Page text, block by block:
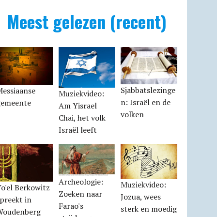
Meest gelezen (recent)
Muziekvideo:
Am Yisrael
Chai, het volk
Israël leeft
Sjabbatslezinge
n: Israël en de
volken
Berkowitz
in
Archeologie:
Zoeken naar
Farao's
Muziekvideo:
Jozua, wees
sterk en moedig